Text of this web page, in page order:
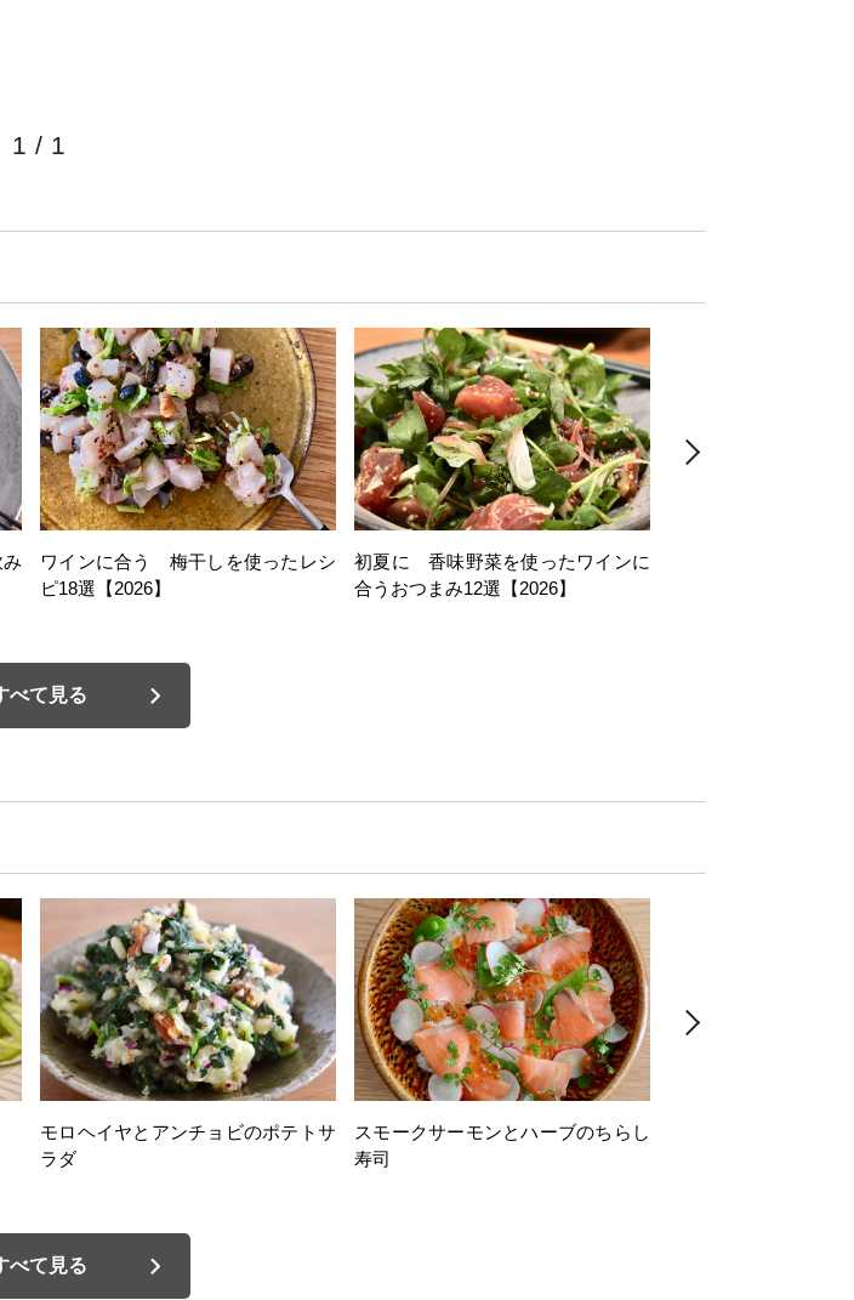
1 / 1
ワインに合う 梅干しを使ったレシ
ピ18選【2026】
初夏に 香味野菜を使ったワインに
合うおつまみ12選【2026】
べて見る
モロヘイヤとアンチョビのポテトサ
ラダ
スモークサーモンとハーブのちらし
寿司
べて見る